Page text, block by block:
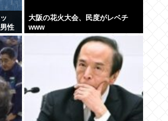
性
大阪の花火大会、民度がレベチ
www